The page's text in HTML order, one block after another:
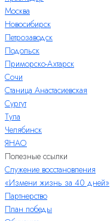
Москва
Новосибирск
Петрозаводск
Подольск
Приморско-Ахтарск
Сочи
Станица Анастасиевская
Сургут
Тула
Челябинск
ЯНАО
Полезные ссылки
Служение восстановления
«Измени жизнь за 40 дней»
Партнерство
План победы